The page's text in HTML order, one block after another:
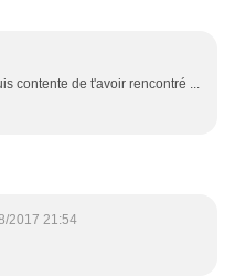
contente de t'avoir rencontré ...
2017 21:54